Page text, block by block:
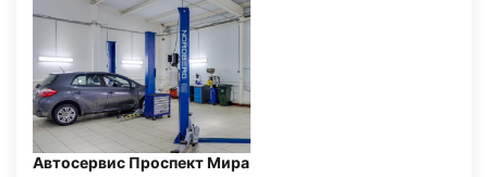
Автосервис Проспект Мира